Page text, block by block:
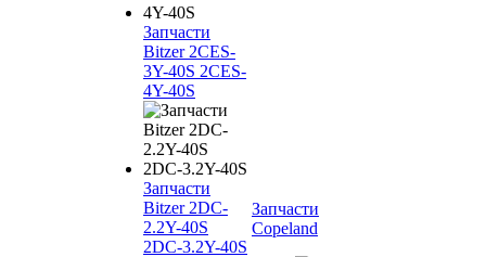
Запчасти
Bitzer 2CES-
3Y-40S 2CES-
4Y-40S
Запчасти
Bitzer 2DC-
2.2Y-40S
2DC-3.2Y-40S
Запчасти
Copeland